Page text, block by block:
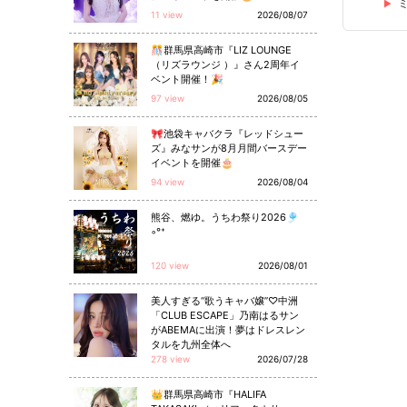
11 view 2026/08/07
🎊群馬県高崎市『LIZ LOUNGE
（リズラウンジ ）』さん2周年イ
ベント開催！🎉
97 view 2026/08/05
🎀池袋キャバクラ『レッドシュー
ズ』みなサンが8月月間バースデー
イベントを開催🎂
94 view 2026/08/04
熊谷、燃ゆ。うちわ祭り2026🎐
◦°⁺
120 view 2026/08/01
美人すぎる“歌うキャバ嬢”♡中洲
「CLUB ESCAPE」乃南はるサン
がABEMAに出演！夢はドレスレン
タルを九州全体へ
278 view 2026/07/28
👑群馬県高崎市『HALIFA